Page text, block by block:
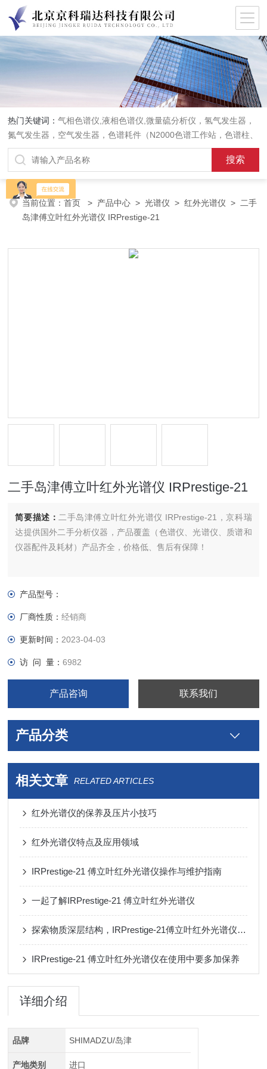
热门关键词：气相色谱仪,液相色谱仪,微量硫分析仪，氢气发生器，
氮气发生器，空气发生器，色谱耗件（N2000色谱工作站，色谱柱、
阀件、进样器、色谱担体），顶空进样器，热解析仪，紫外分光光度
计，原子吸收分光光度计，傅立叶红外光谱仪，分析天平等常规实验
室产品。
当前位置：首页 > 产品中心 >光谱仪 >红外光谱仪 > 二手
岛津傅立叶红外光谱仪 IRPrestige-21
二手岛津傅立叶红外光谱仪 IRPrestige-21
简要描述： 二手岛津傅立叶红外光谱仪 IRPrestige-21，京科瑞
达提供国外二手分析仪器，产品覆盖（色谱仪、光谱仪、质谱和
仪器配件及耗材）产品齐全，价格低、售后有保障！
产品型号：
厂商性质：经销商
更新时间： 2023-04-03
访 问 量：6982
产品咨询 联系我们
产品分类
相关文章 RELATED ARTICLES
红外光谱仪的保养及压片小技巧
红外光谱仪特点及应用领域
IRPrestige-21 傅立叶红外光谱仪操作与维护指南
一起了解IRPrestige-21 傅立叶红外光谱仪
探索物质深层结构，IRPrestige-21傅立叶红外光谱仪带领新时代
IRPrestige-21 傅立叶红外光谱仪在使用中要多加保养
详细介绍
品牌 SHIMADZU/岛津
产地类别 进口